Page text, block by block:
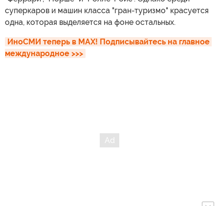
суперкаров и машин класса "гран-туризмо" красуется
одна, которая выделяется на фоне остальных.
ИноСМИ теперь в MAX! Подписывайтесь на главное
международное >>>